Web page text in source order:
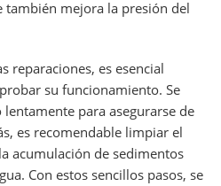
también mejora la presión del
reparaciones, es esencial
su funcionamiento. Se
para asegurarse de
es recomendable limpiar el
acumulación de sedimentos
Con estos sencillos pasos, se